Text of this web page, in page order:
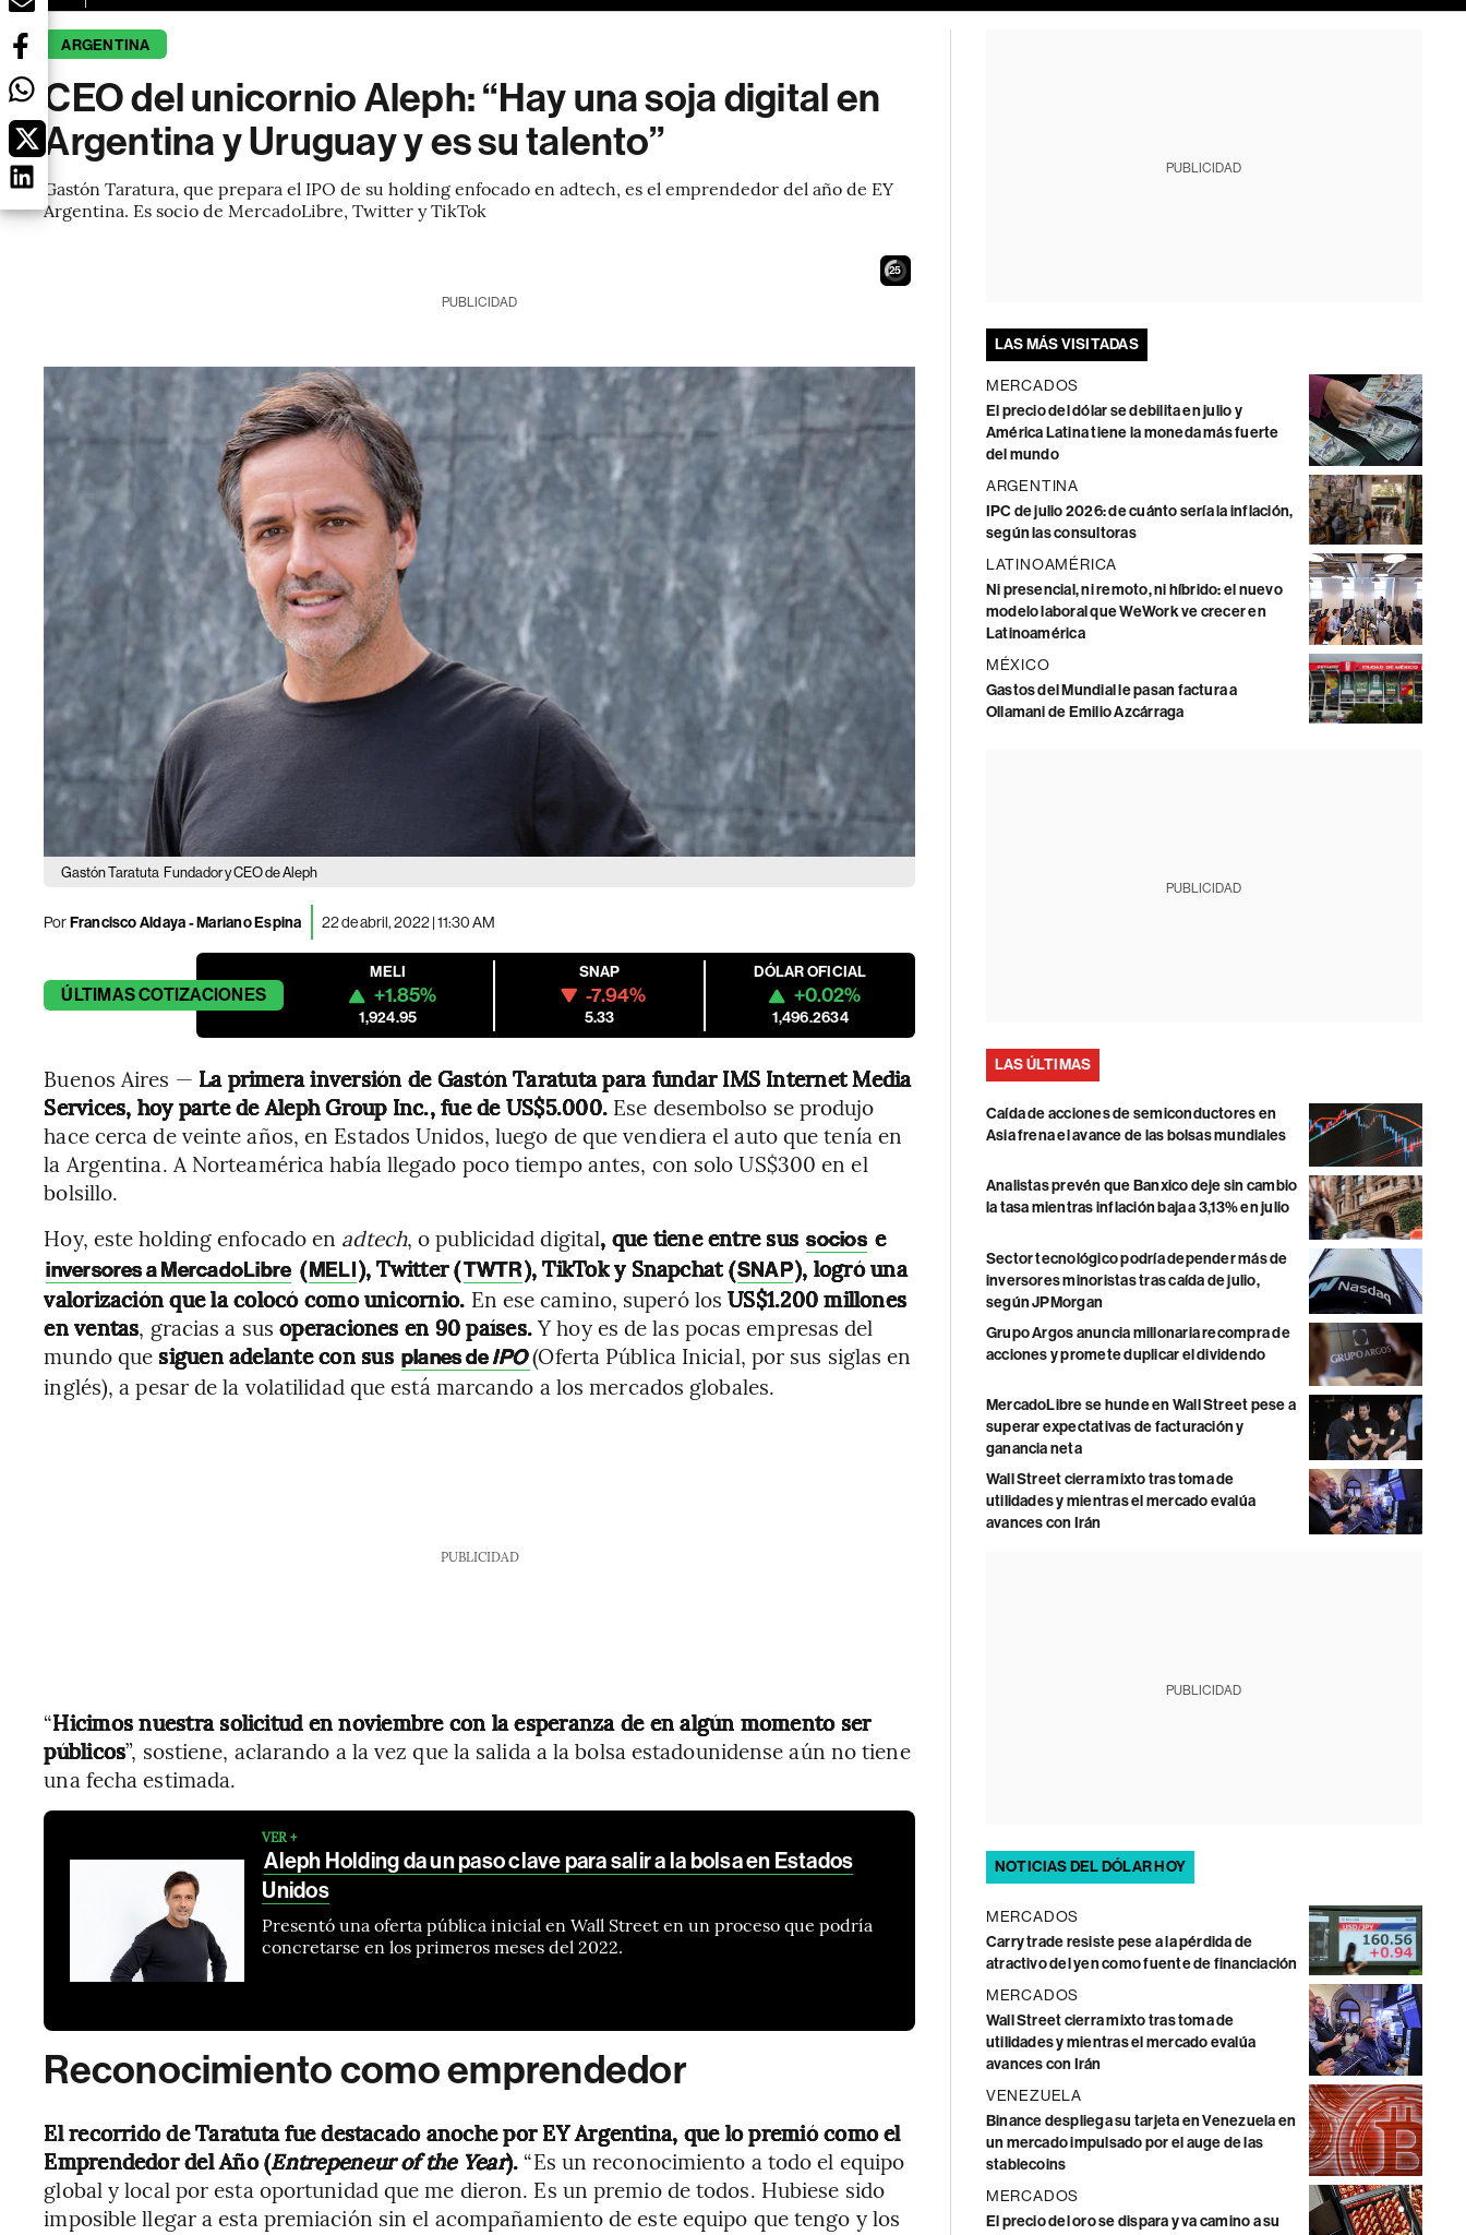
ARGENTINA
CEO del unicornio Aleph: “Hay una soja digital en
Argentina y Uruguay y es su talento”
Gastón Taratura, que prepara el IPO de su holding enfocado en adtech, es el emprendedor del año de EY
Argentina. Es socio de MercadoLibre, Twitter y TikTok
24
PUBLICIDAD
Gastón Taratuta Fundador y CEO de Aleph
PorFrancisco Aldaya-Mariano Espina 22 de abril, 2022 | 11:30 AM
ÚLTIMASCOTIZACIONES
MELI
+1.85%
1,924.95
SNAP
-7.94%
5.33
DÓLAR OFICIAL
+0.02%
1,496.2634
Buenos Aires — La primera inversión de Gastón Taratuta para fundar IMS Internet Media
Services, hoy parte de Aleph Group Inc., fue de US$5.000. Ese desembolso se produjo
hace cerca de veinte años, en Estados Unidos, luego de que vendiera el auto que tenía en
la Argentina. A Norteamérica había llegado poco tiempo antes, con solo US$300 en el
bolsillo.
Hoy, este holding enfocado en adtech, o publicidad digital, que tiene entre sus socios e
inversores a MercadoLibre (MELI), Twitter (TWTR), TikTok y Snapchat (SNAP), logró una
valorización que la colocó como unicornio. En ese camino, superó losUS$1.200 millones
en ventas, gracias a susoperaciones en 90 países.Y hoy es de las pocas empresas del
mundo que siguen adelante con sus planes deIPO (Oferta Pública Inicial, por sus siglas en
inglés), a pesar de la volatilidad que está marcando a los mercados globales.
PUBLICIDAD
“Hicimos nuestra solicitud en noviembre con la esperanza de en algún momento ser
públicos”, sostiene, aclarando a la vez que la salida a la bolsa estadounidense aún no tiene
una fecha estimada.
VER +
Aleph Holding da un paso clave para salir a la bolsa en Estados
Unidos
Presentó una oferta pública inicial en Wall Street en un proceso que podría
concretarse en los primeros meses del 2022.
Reconocimiento como emprendedor
El recorrido de Taratuta fue destacado anoche por EY Argentina, que lo premió como el
Emprendedor del Año (Entrepeneur of the Year). “Es un reconocimiento a todo el equipo
global y local por esta oportunidad que me dieron. Es un premio de todos. Hubiese sido
imposible llegar a esta premiación sin el acompañamiento de este equipo que tengo y los
PUBLICIDAD
LAS MÁS VISITADAS
MERCADOS
El precio del dólar se debilita en julio y
América Latina tiene la moneda más fuerte
del mundo
ARGENTINA
IPC de julio 2026: de cuánto sería la inflación,
según las consultoras
LATINOAMÉRICA
Ni presencial, ni remoto, ni híbrido: el nuevo
modelo laboral que WeWork ve crecer en
Latinoamérica
MÉXICO
Gastos del Mundial le pasan factura a
Ollamani de Emilio Azcárraga
PUBLICIDAD
LAS ÚLTIMAS
Caída de acciones de semiconductores en
Asia frena el avance de las bolsas mundiales
Analistas prevén que Banxico deje sin cambio
la tasa mientras inflación baja a 3,13% en julio
Sector tecnológico podría depender más de
inversores minoristas tras caída de julio,
según JPMorgan
Grupo Argos anuncia millonaria recompra de
acciones y promete duplicar el dividendo
MercadoLibre se hunde en Wall Street pese a
superar expectativas de facturación y
ganancia neta
Wall Street cierra mixto tras toma de
utilidades y mientras el mercado evalúa
avances con Irán
PUBLICIDAD
NOTICIAS DEL DÓLAR HOY
MERCADOS
Carry trade resiste pese a la pérdida de
atractivo del yen como fuente de financiación
MERCADOS
Wall Street cierra mixto tras toma de
utilidades y mientras el mercado evalúa
avances con Irán
VENEZUELA
Binance despliega su tarjeta en Venezuela en
un mercado impulsado por el auge de las
stablecoins
MERCADOS
El precio del oro se dispara y va camino a su